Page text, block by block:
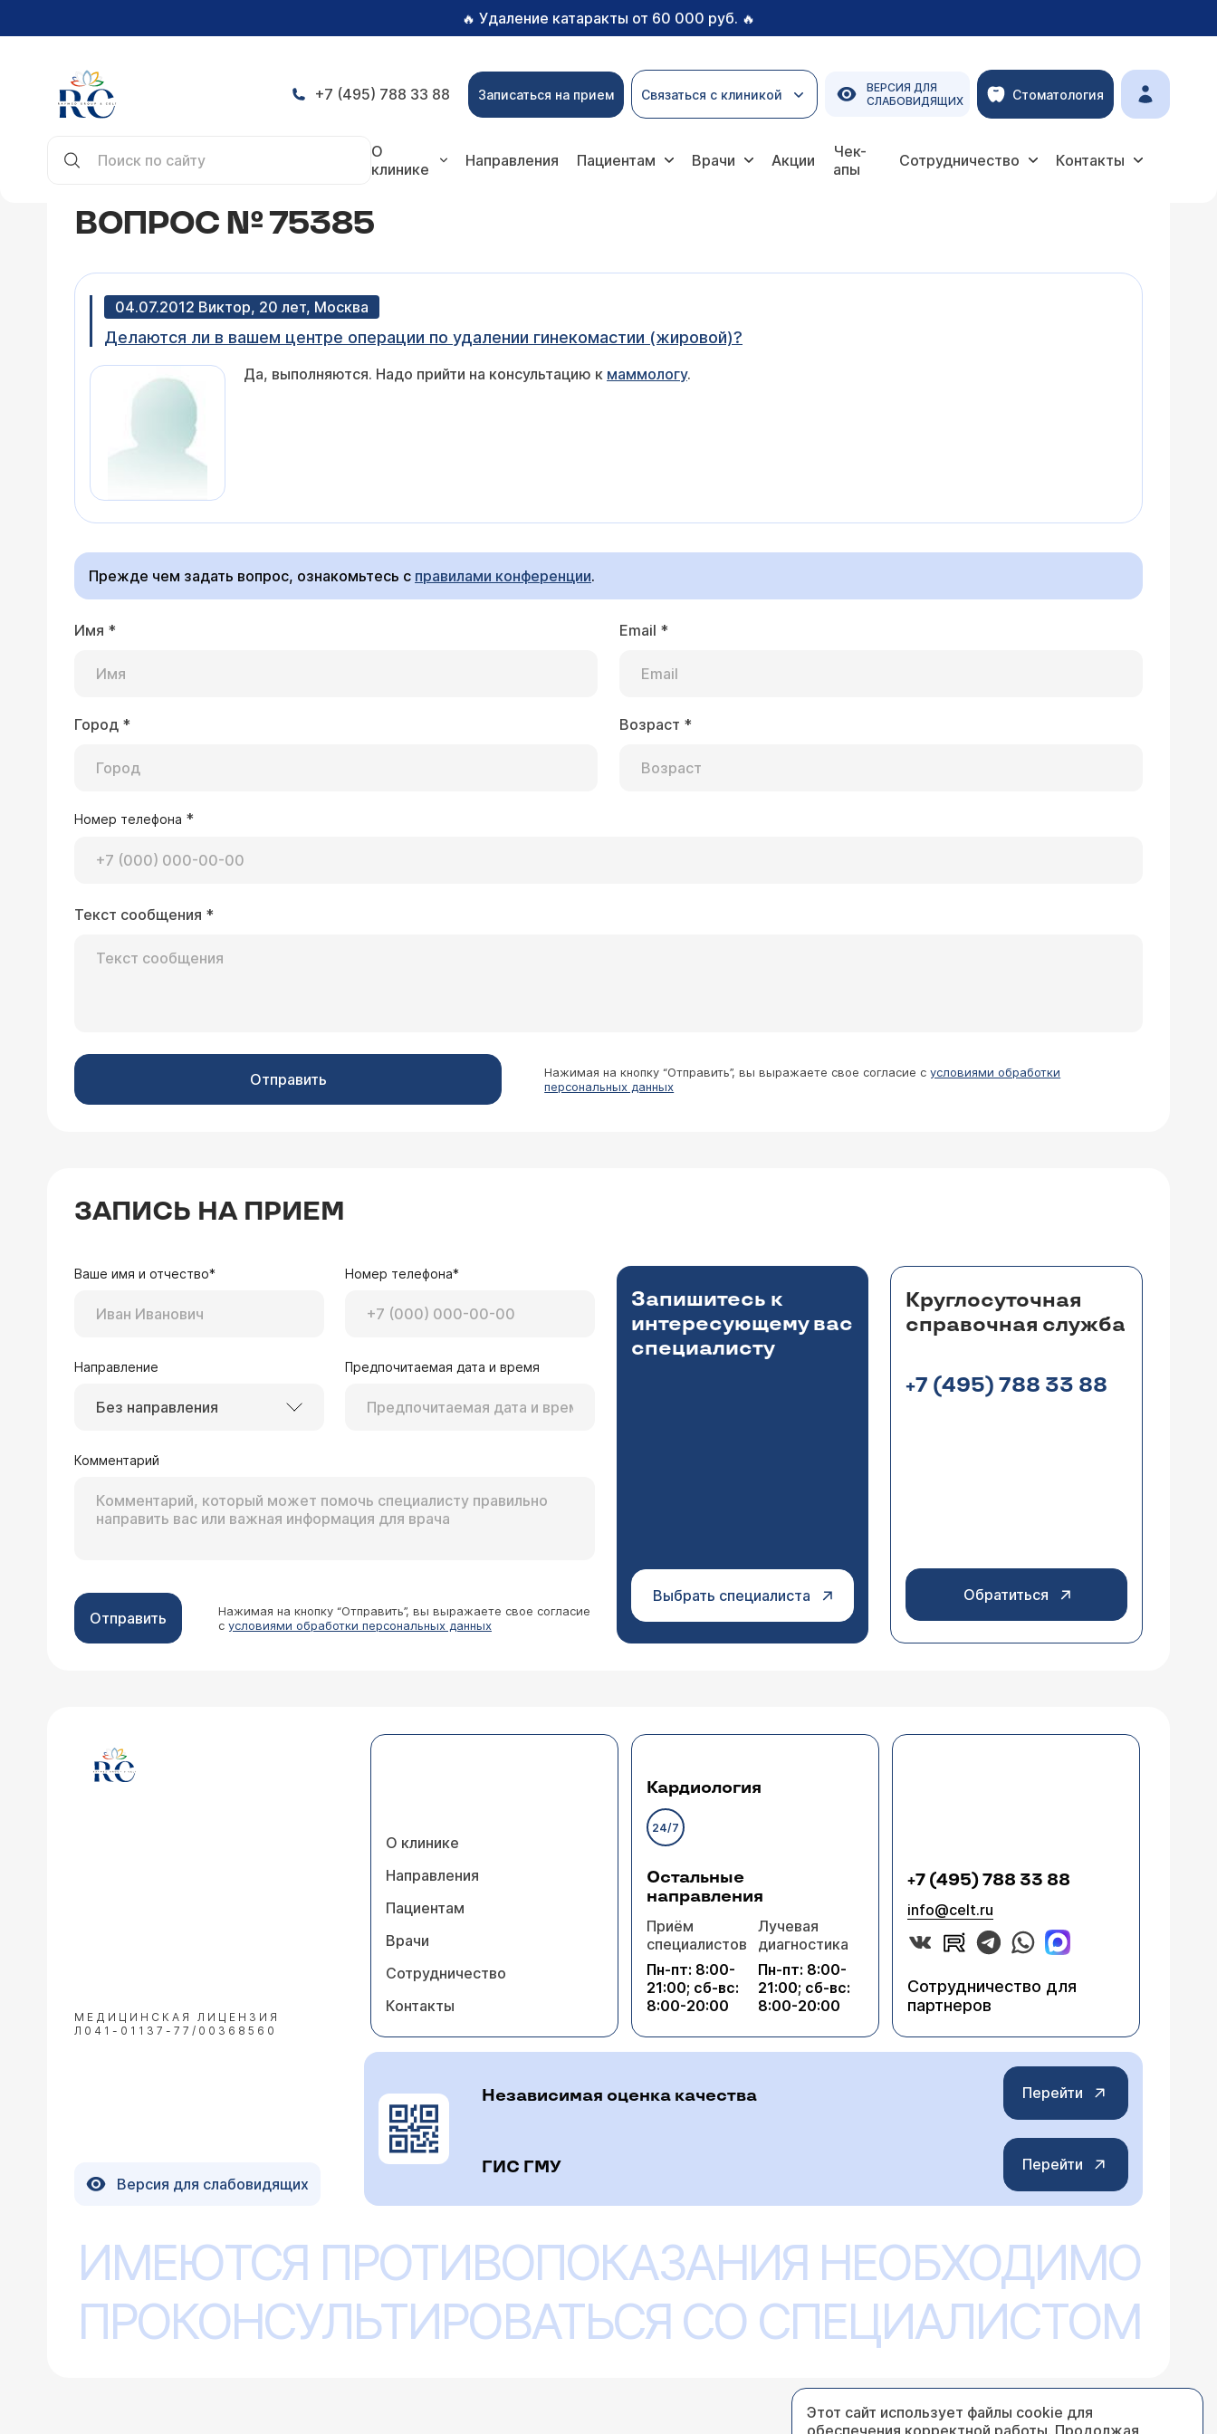
🔥 Удаление катаракты от 60 000 руб. 🔥
+7 (495) 788 33 88 Записаться на прием Связаться с клиникой
ВЕРСИЯ ДЛЯ
СЛАБОВИДЯЩИХ
Стоматология
О
клинике
Направления Пациентам Врачи Акции
Чек-
апы
Сотрудничество Контакты
ВОПРОС № 75385
04.07.2012 Виктор, 20 лет, Москва
Делаются ли в вашем центре операции по удалении гинекомастии (жировой)?
Да, выполняются. Надо прийти на консультацию к маммологу.
Прежде чем задать вопрос, ознакомьтесь с правилами конференции.
Имя * Email *
Город * Возраст *
Номер телефона *
Текст сообщения *
Отправить Нажимая на кнопку “Отправить”, вы выражаете свое согласие сусловиями обработки
персональных данных
ЗАПИСЬ НА ПРИЕМ
Ваше имя и отчество* Номер телефона*
Направление
Без направления
Предпочитаемая дата и время
Комментарий
Отправить
Нажимая на кнопку “Отправить”, вы выражаете свое согласие
с условиями обработки персональных данных
Запишитесь к
интересующему вас
специалисту
Выбрать специалиста
Круглосуточная
справочная служба
+7 (495) 788 33 88
Обратиться
МЕДИЦИНСКАЯ ЛИЦЕНЗИЯ
Л041-01137-77/00368560
О клинике
Направления
Пациентам
Врачи
Сотрудничество
Контакты
Кардиология
24/7
Остальные
направления
Приём
специалистов
Пн-пт: 8:00-
21:00; сб-вс:
8:00-20:00
Лучевая
диагностика
Пн-пт: 8:00-
21:00; сб-вс:
8:00-20:00
+7 (495) 788 33 88
info@celt.ru
Сотрудничество для
партнеров
Версия для слабовидящих
Независимая оценка качества Перейти
ГИС ГМУ Перейти
ИМЕЮТСЯ ПРОТИВОПОКАЗАНИЯ НЕОБХОДИМО
ПРОКОНСУЛЬТИРОВАТЬСЯ СО СПЕЦИАЛИСТОМ
Этот сайт использует файлы cookie для
обеспечения корректной работы. Продолжая